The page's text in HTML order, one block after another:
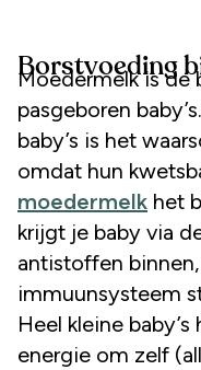
Borstvoeding
Moedermelk is de
pasgeboren
baby’s is het
omdat hun
moedermelk het
krijgt je baby via
antistoffen
immuunsysteem
Heel kleine
energie om zelf